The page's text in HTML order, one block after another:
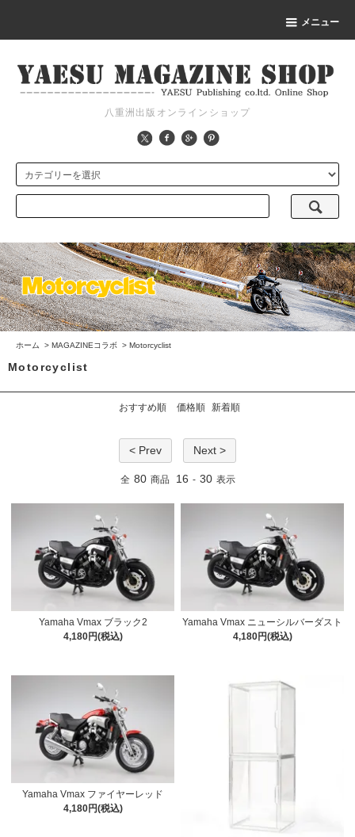
メニュー
八重洲出版オンラインショップ
ホーム > MAGAZINEコラボ > Motorcyclist
Motorcyclist
おすすめ順 価格順 新着順
< Prev Next >
全 80 商品 16 - 30 表示
Yamaha Vmax ブラック2
4,180円(税込)
Yamaha Vmax ニューシルバーダスト
4,180円(税込)
Yamaha Vmax ファイヤーレッド
4,180円(税込)